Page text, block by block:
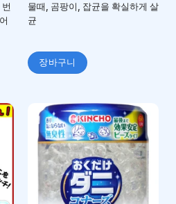
물때, 곰팡이, 잡균을 확실하게 살
균
장바구니